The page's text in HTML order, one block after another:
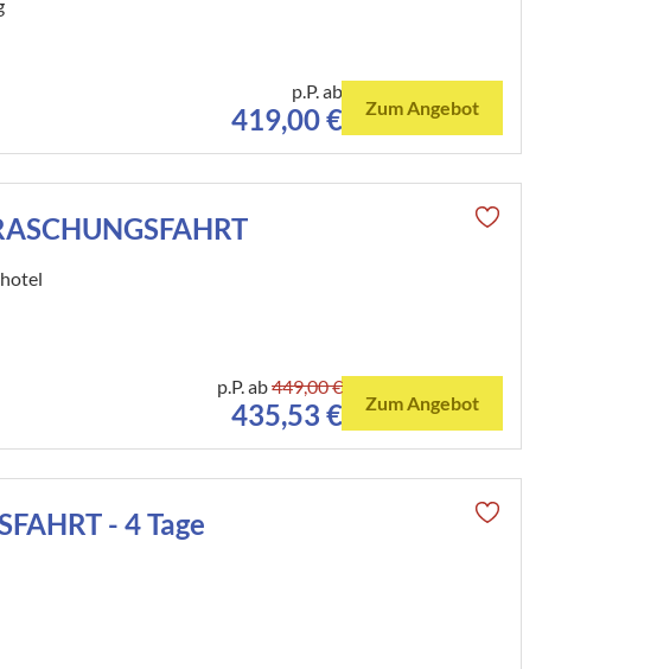
p.P. ab
419,00 € Zum Angebot
p.P. ab449,00 €
435,53 € Zum Angebot
- 4 Tage